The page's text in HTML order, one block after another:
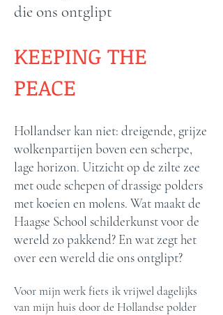
die ons ontglipt
KEEPING THE
PEACE
Hollandser kan niet: dreigende, grijze
wolkenpartijen boven een scherpe,
lage horizon. Uitzicht op de zilte zee
met oude schepen of drassige polders
met koeien en molens. Wat maakt de
Haagse School schilderkunst voor de
wereld zo pakkend? En wat zegt het
over een wereld die ons ontglipt?
Voor mijn werk fiets ik vrijwel dagelijks
van mijn huis door de Hollandse polder